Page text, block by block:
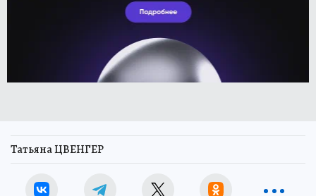
Татьяна ЦВЕНГЕР